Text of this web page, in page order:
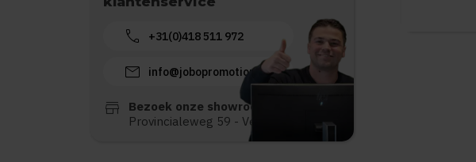
call +31(0)418 511 972
mail info@jobopromotions.nl
store
Bezoek onze showroom:
Provincialeweg 59 - Velddriel